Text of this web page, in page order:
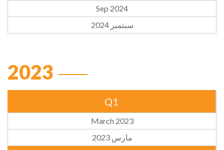
Sep 2024
سبتمبر 2024
2023
Q1
March 2023
مارس 2023